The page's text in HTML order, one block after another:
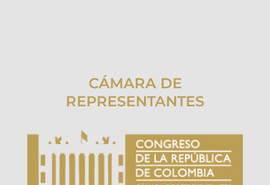
CÁMARA DE
REPRESENTANTES